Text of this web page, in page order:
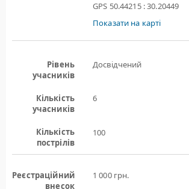
GPS 50.44215 : 30.20449
Показати на карті
Рівень
учасників
Досвідчений
Кількість
учасників
6
Кількість
пострілів
100
Реєстраційний
внесок
1 000 грн.